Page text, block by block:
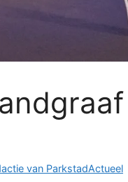
van ParkstadActueel